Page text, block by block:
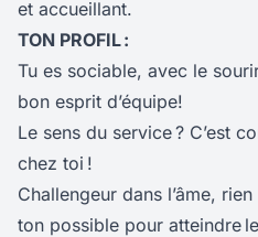
et accueillant.
TON PROFIL :
Tu es sociable, avec le
bon esprit d’équipe!
Le sens du service ? C’est
chez toi !
Challengeur dans l’âme,
ton possible pour atteindre